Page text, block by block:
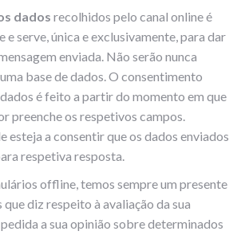
dados recolhidos pelo canal online é
e serve, única e exclusivamente, para dar
enviada. Não serão nunca
base de dados. O consentimento
é feito a partir do momento em que
preenche os respetivos campos.
esteja a consentir que os dados enviados
respetiva resposta.
offline, temos sempre um presente
que diz respeito à avaliação da sua
a sua opinião sobre determinados